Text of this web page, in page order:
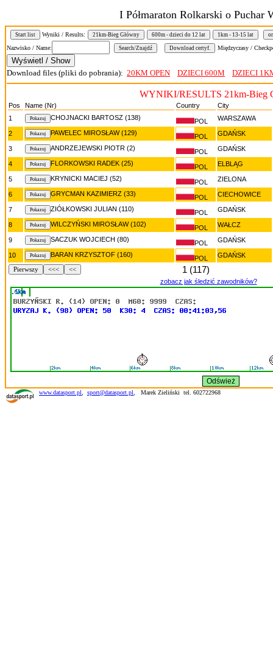
I Półmaraton Rolkarski o Puchar
Start list Wyniki / Results: 21km-Bieg Główny 600m - dzieci do 12 lat 1km - 13-15 lat
Nazwisko / Name: Międzyczasy /
Download files (pliki do pobrania): 20KM OPEN DZIECI 600M DZIECI
WYNIKI/RESULTS 21km-Bieg
Pos Name (Nr) Country
City
1
CHOJNACKI BARTOSZ (138) POL WARSZAWA
2 PAWELEC MIROSŁAW (129) POL GDAŃSK
3 ANDRZEJEWSKI PIOTR (2) POL GDAŃSK
4 FLORKOWSKI RADEK (25) POL ELBLĄG
5 KRYNICKI MACIEJ (52) POL ZIELONA
6 GRYCMAN KAZIMIERZ (33) POL CIECHOWICE
7 ZIÓŁKOWSKI JULIAN (110) POL GDAŃSK
8 WILCZYŃSKI MIROSŁAW (102) POL WAŁCZ
9 SACZUK WOJCIECH (80) POL GDAŃSK
10 BARAN KRZYSZTOF (160) POL GDAŃSK
Pierwszy <<< << 1 (117)
zobacz jak śledzić zawodników?
www.datasport.pl sport@datasport.pl Marek Zieliński tel. 602722968